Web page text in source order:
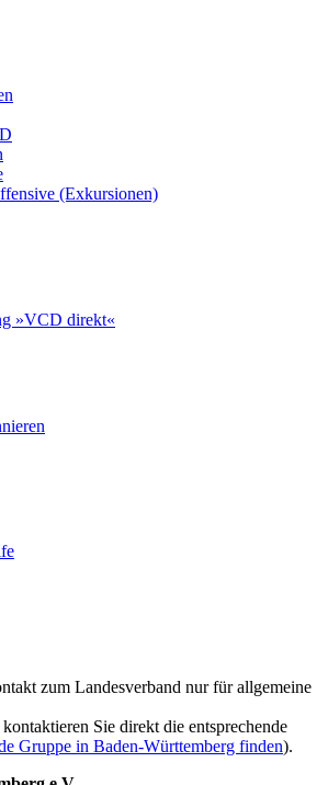
(Exkursionen)
»VCD direkt«
zum Landesverband nur für allgemeine
Sie direkt die entsprechende
Gruppe in Baden-Württemberg finden).